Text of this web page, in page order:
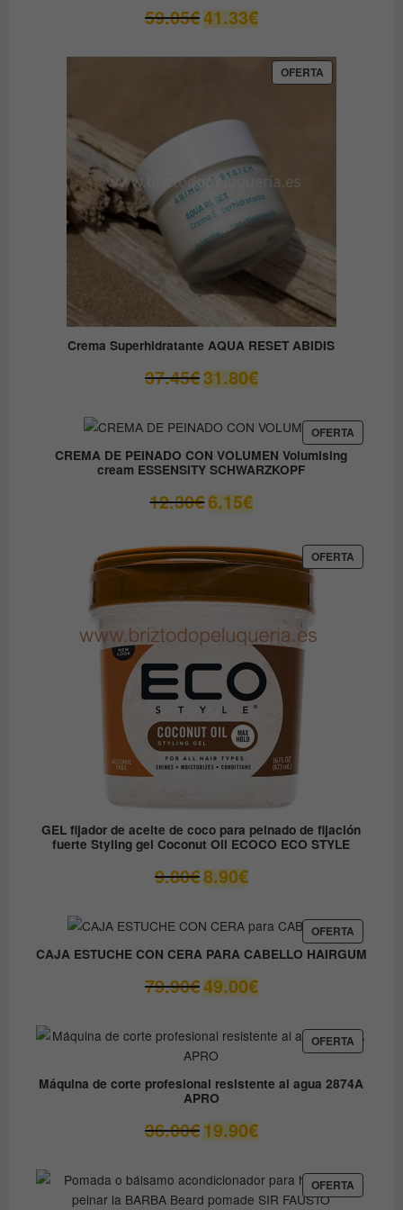
59.05€ El
precio
41.33€El
precio
OFERTAPRODUCTO
EN
Crema Superhidratante AQUA RESET ABIDIS
37.45€ El
precio
era:
37.45€.
31.80€El
precio
es:
31.80€.
OFERTA
EN
CREMA DE PEINADO CON VOLUMEN Volumising
cream ESSENSITY SCHWARZKOPF
12.30€El
precio
era:
12.30€.
6.15€El
precio
es:
OFERTA
EN
GEL fijador de aceite de coco para peinado de fijación
fuerte Styling gel Coconut Oil ECOCO ECO STYLE
9.80€ El
precio
era:
9.80€.
8.90€El
precio
es:
8.90€.
OFERTA
EN
OFERTA
CAJA ESTUCHE CON CERA PARA CABELLO HAIRGUM
79.90€ El
precio
era:
79.90€.
49.00€El
precio
es:
OFERTA
EN
Máquina de corte profesional resistente al agua 2874A
APRO
36.00€ El
precio
era:
36.00€.
19.90€El
precio
es:
19.90€.
OFERTA
EN